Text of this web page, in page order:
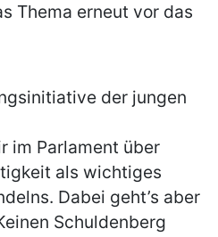
Thema erneut vor das
der jungen
im Parlament über
als wichtiges
Dabei geht’s aber
Schuldenberg